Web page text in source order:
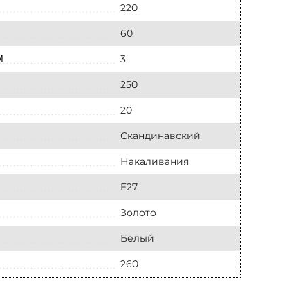
220
60
3
250
20
Скандинавский
Накаливания
E27
Золото
Белый
260